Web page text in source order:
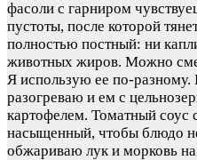
фасоли с гарниром
пустоты, после которой
полностью постный: ни
животных жиров. Можно
Я использую ее по-
разогреваю и ем с
картофелем. Томатный соус
насыщенный, чтобы блюдо
обжариваю лук и морковь